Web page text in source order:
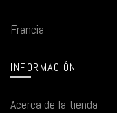
Francia
INFORMACIÓN
Acerca de la tienda